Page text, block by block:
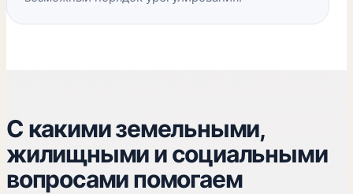
С какими земельными,
жилищными и социальными
вопросами помогаем